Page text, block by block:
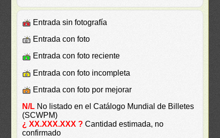
Entrada sin fotografía
Entrada con foto
Entrada con foto reciente
Entrada con foto incompleta
Entrada con foto por mejorar
N/L No listado en el Catálogo Mundial de Billetes
(SCWPM)
¿ XX.XXX.XXX ? Cantidad estimada, no
confirmado